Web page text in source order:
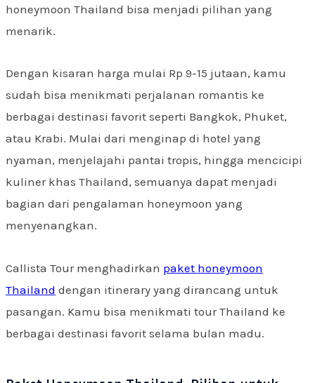
honeymoon Thailand bisa menjadi pilihan yang
menarik.
Dengan kisaran harga mulai Rp 9-15 jutaan, kamu
sudah bisa menikmati perjalanan romantis ke
berbagai destinasi favorit seperti Bangkok, Phuket,
atau Krabi. Mulai dari menginap di hotel yang
nyaman, menjelajahi pantai tropis, hingga mencicipi
kuliner khas Thailand, semuanya dapat menjadi
bagian dari pengalaman honeymoon yang
menyenangkan.
Callista Tour menghadirkan paket honeymoon
Thailand dengan itinerary yang dirancang untuk
pasangan. Kamu bisa menikmati tour Thailand ke
berbagai destinasi favorit selama bulan madu.